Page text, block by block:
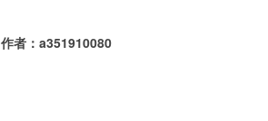
作者： a351910080